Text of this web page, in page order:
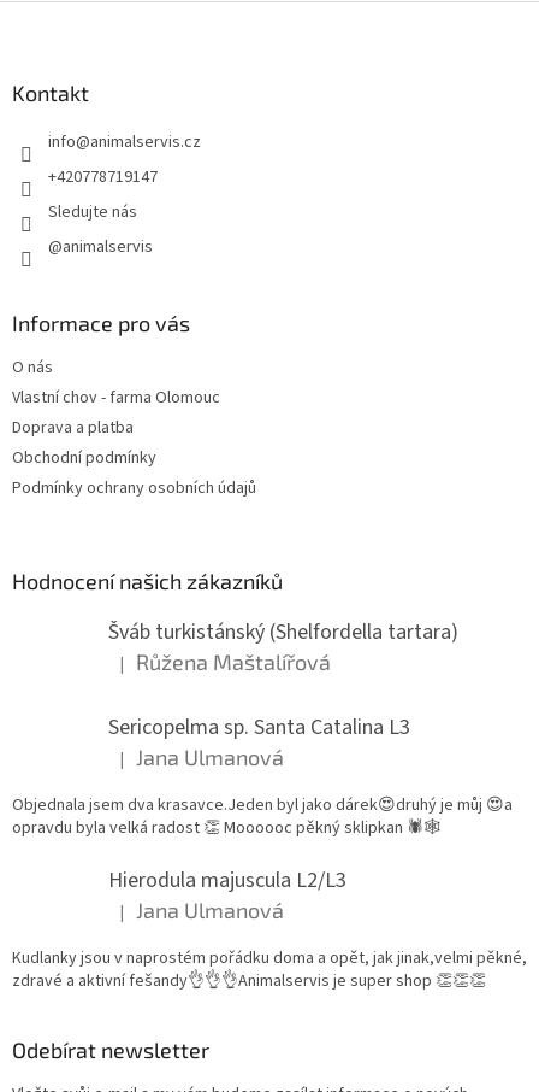
Kontakt
info@animalservis.cz
+420778719147
Sledujte nás
@animalservis
Informace pro vás
O nás
Vlastní chov - farma Olomouc
Doprava a platba
Obchodní podmínky
Podmínky ochrany osobních údajů
Hodnocení našich zákazníků
Šváb turkistánský (Shelfordella tartara)
Hodnocení produktu je 5 z 5 hvězdiček.
| Růžena Maštalířová
Sericopelma sp. Santa Catalina L3
Hodnocení produktu je 5 z 5 hvězdiček.
| Jana Ulmanová
Objednala jsem dva krasavce.Jeden byl jako dárek😍druhý je můj 😍a
opravdu byla velká radost 👏 Moooooc pěkný sklipkan 🕷🕸
Hierodula majuscula L2/L3
Hodnocení produktu je 5 z 5 hvězdiček.
| Jana Ulmanová
Kudlanky jsou v naprostém pořádku doma a opět, jak jinak,velmi pěkné,
zdravé a aktivní fešandy👌👌👌Animalservis je super shop 👏👏👏
Odebírat newsletter